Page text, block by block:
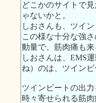
どこかのサイトで
ゃないかと。
しおさんも、ツイ
この様な十分な強
動量で、筋肉痛も来
しおさんは、EMS
ね）のは、ツイン
ツインビートの出
時々寄せられる筋